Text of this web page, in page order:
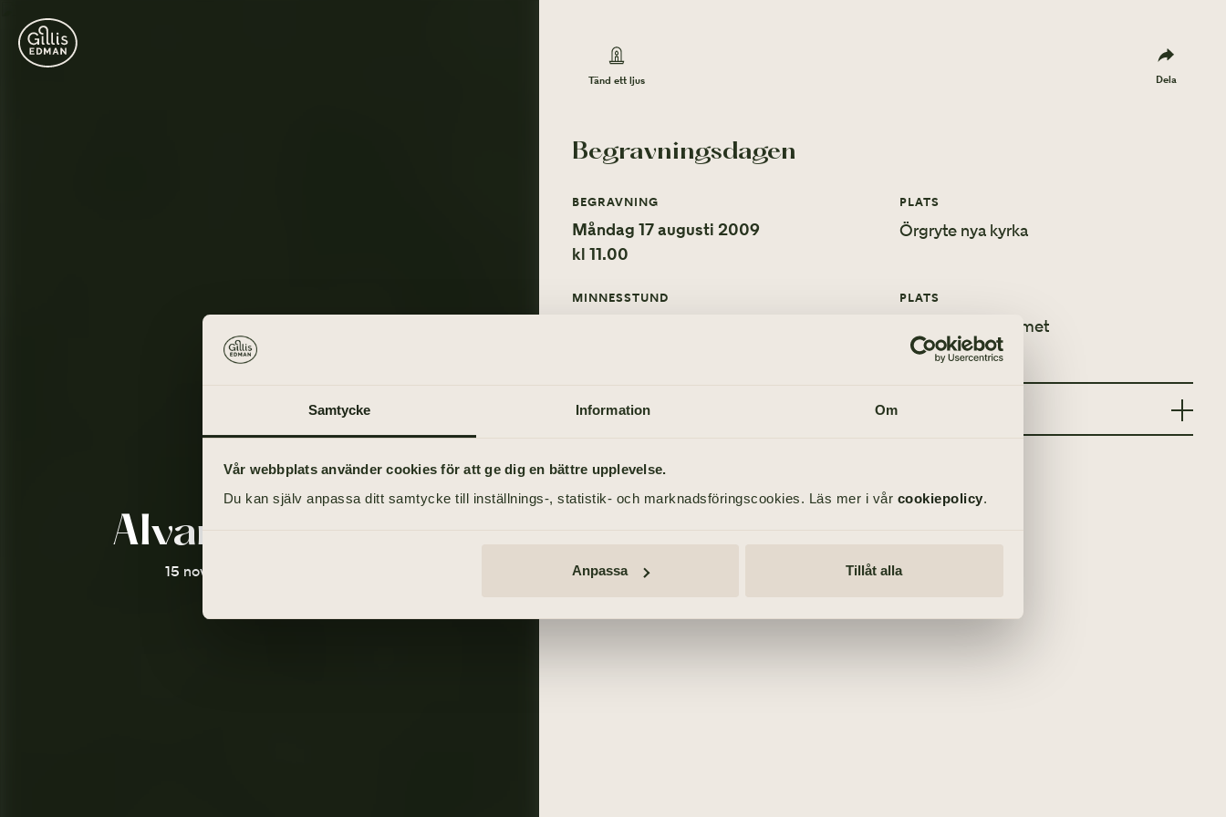
Samtycke Information Om
Vår webbplats använder cookies för att ge dig en bättre upplevelse.
Du kan själv anpassa ditt samtycke till inställnings-, statistik- och marknadsföringscookies. Läs mer i vår cookiepolicy.
Anpassa Tillåt alla
Alvar Svanborg
15 november 1921 - 15 juli 2009
Tänd ett ljus Dela
Begravningsdagen
BEGRAVNING
Måndag 17 augusti 2009
kl 11.00
PLATS
Örgryte nya kyrka
MINNESSTUND PLATS
Församlingshemmet
Tänd ett ljus
TÄND ETT LJUS